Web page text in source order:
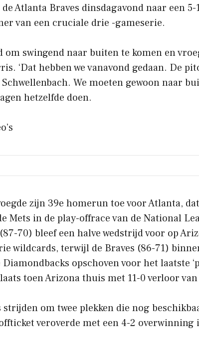
Atlanta Braves dinsdagavond naar een
van een cruciale drie -gameserie.
om swingend naar buiten te komen en
‘Dat hebben we vanavond gedaan. De
We moeten gewoon naar
hetzelfde doen.
zijn 39e homerun toe voor Atlanta,
Mets in de play-offrace van de National
70) bleef een halve wedstrijd voor op
wildcards, terwijl de Braves (86-71)
opschoven voor het laatste
toen Arizona thuis met 11-0 verloor
strijden om twee plekken die nog
veroverde met een 4-2 overwinning